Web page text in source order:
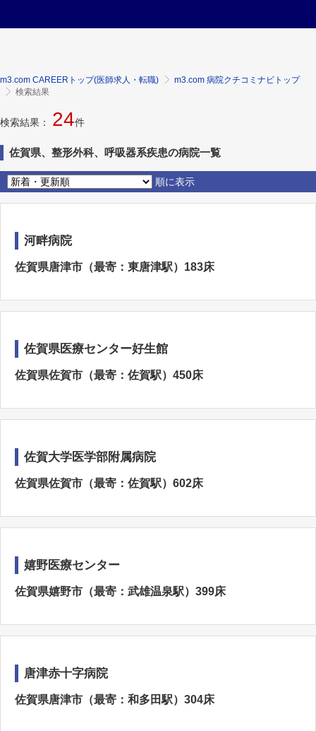
m3.com CAREERトップ(医師求人・転職)
m3.com 病院クチコミナビトップ
検索結果
検索結果： 24件
佐賀県、整形外科、呼吸器系疾患の病院一覧
順に表示
河畔病院
佐賀県唐津市（最寄：東唐津駅）183床
佐賀県医療センター好生館
佐賀県佐賀市（最寄：佐賀駅）450床
佐賀大学医学部附属病院
佐賀県佐賀市（最寄：佐賀駅）602床
嬉野医療センター
佐賀県嬉野市（最寄：武雄温泉駅）399床
唐津赤十字病院
佐賀県唐津市（最寄：和多田駅）304床